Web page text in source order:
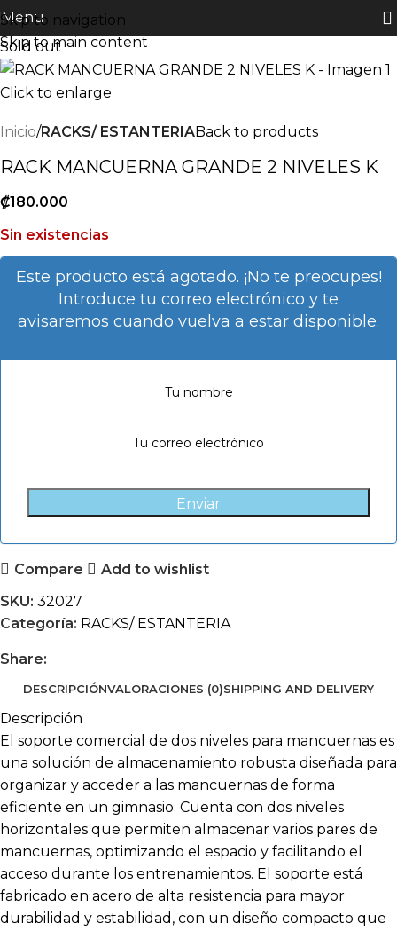
Skip to navigation
Skip to main content
Menu
Sold out
Click to enlarge
Inicio RACKS/ ESTANTERIABack to products
RACK MANCUERNA GRANDE 2 NIVELES K
₡180.000
Sin existencias
Este producto está agotado. ¡No te preocupes!
Introduce tu correo electrónico y te
avisaremos cuando vuelva a estar disponible.
Enviar
Compare
Add to wishlist
SKU: 32027
Categoría: RACKS/ ESTANTERIA
Share:
DESCRIPCIÓNVALORACIONES (0)SHIPPING AND DELIVERY
Descripción
El soporte comercial de dos niveles para mancuernas es
una solución de almacenamiento robusta diseñada para
organizar y acceder a las mancuernas de forma
eficiente en un gimnasio. Cuenta con dos niveles
horizontales que permiten almacenar varios pares de
mancuernas, optimizando el espacio y facilitando el
acceso durante los entrenamientos. El soporte está
fabricado en acero de alta resistencia para mayor
durabilidad y estabilidad, con un diseño compacto que